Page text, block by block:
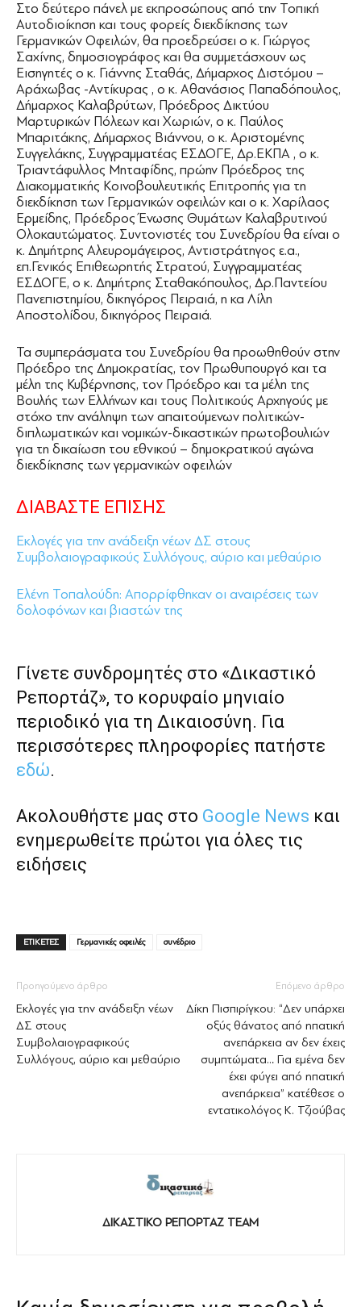
Στο δεύτερο πάνελ με εκπροσώπους από την Τοπική
Αυτοδιοίκηση και τους φορείς διεκδίκησης των
Γερμανικών Οφειλών, θα προεδρεύσει ο κ. Γιώργος
Σαχίνης, δημοσιογράφος και θα συμμετάσχουν ως
Eισηγητές ο κ. Γιάννης Σταθάς, Δήμαρχος Διστόμου –
Αράχωβας -Αντίκυρας , ο κ. Αθανάσιος Παπαδόπουλος,
Δήμαρχος Καλαβρύτων, Πρόεδρος Δικτύου
Μαρτυρικών Πόλεων και Χωριών, ο κ. Παύλος
Μπαριτάκης, Δήμαρχος Βιάννου, ο κ. Αριστομένης
Συγγελάκης, Συγγραμματέας ΕΣΔΟΓΕ, Δρ.ΕΚΠΑ , ο κ.
Τριαντάφυλλος Μηταφίδης, πρώην Πρόεδρος της
Διακομματικής Κοινοβουλευτικής Επιτροπής για τη
διεκδίκηση των Γερμανικών οφειλών και ο κ. Χαρίλαος
Ερμείδης, Πρόεδρος Ένωσης Θυμάτων Καλαβρυτινού
Ολοκαυτώματος. Συντονιστές του Συνεδρίου θα είναι ο
κ. Δημήτρης Αλευρομάγειρος, Αντιστράτηγος ε.α.,
επ.Γενικός Επιθεωρητής Στρατού, Συγγραμματέας
ΕΣΔΟΓΕ, ο κ. Δημήτρης Σταθακόπουλος, Δρ.Παντείου
Πανεπιστημίου, δικηγόρος Πειραιά, η κα Λίλη
Αποστολίδου, δικηγόρος Πειραιά.
Τα συμπεράσματα του Συνεδρίου θα προωθηθούν στην
Πρόεδρο της Δημοκρατίας, τον Πρωθυπουργό και τα
μέλη της Κυβέρνησης, τον Πρόεδρο και τα μέλη της
Βουλής των Ελλήνων και τους Πολιτικούς Αρχηγούς με
στόχο την ανάληψη των απαιτούμενων πολιτικών-
διπλωματικών και νομικών-δικαστικών πρωτοβουλιών
για τη δικαίωση του εθνικού – δημοκρατικού αγώνα
διεκδίκησης των γερμανικών οφειλών
ΔΙΑΒΑΣΤΕ ΕΠΙΣΗΣ
Εκλογές για την ανάδειξη νέων ΔΣ στους
Συμβολαιογραφικούς Συλλόγους, αύριο και μεθαύριο
Ελένη Τοπαλούδη: Απορρίφθηκαν οι αναιρέσεις των
δολοφόνων και βιαστών της
Γίνετε συνδρομητές στο «Δικαστικό
Ρεπορτάζ», το κορυφαίο μηνιαίο
περιοδικό για τη Δικαιοσύνη. Για
περισσότερες πληροφορίες πατήστε
εδώ.
Ακολουθήστε μας στο Google News και
ενημερωθείτε πρώτοι για όλες τις
ειδήσεις
ΕΤΙΚΕΤΕΣ Γερμανικές οφειλές συνέδριο
Προηγούμενο άρθρο
Εκλογές για την ανάδειξη νέων
ΔΣ στους
Συμβολαιογραφικούς
Συλλόγους, αύριο και μεθαύριο
Επόμενο άρθρο
Δίκη Πισπιρίγκου: “Δεν υπάρχει
οξύς θάνατος από ηπατική
ανεπάρκεια αν δεν έχεις
συμπτώματα… Για εμένα δεν
έχει φύγει από ηπατική
ανεπάρκεια” κατέθεσε ο
εντατικολόγος Κ. Τζιούβας
ΔΙΚΑΣΤΙΚΟ ΡΕΠΟΡΤΑΖ TEAM